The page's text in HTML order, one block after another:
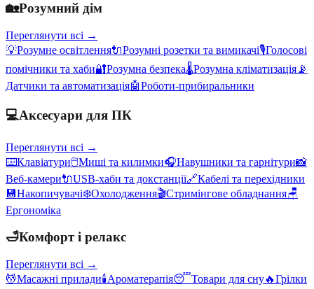
🏡Розумний дім
Переглянути всі →
💡Розумне освітлення🔌Розумні розетки та вимикачі🎙️Голосові
помічники та хаби🔐Розумна безпека🌡️Розумна кліматизація 📡
Датчики та автоматизація🤖Роботи-прибиральники
💻Аксесуари для ПК
Переглянути всі →
⌨️Клавіатури🖱️Миші та килимки🎧Навушники та гарнітури📸
Веб-камери🔌USB-хаби та докстанції🔗Кабелі та перехідники
💾Накопичувачі❄️Охолодження🎬Стримінгове обладнання🪑
Ергономіка
🛁Комфорт і релакс
Переглянути всі →
💆Масажні прилади🕯️Ароматерапія😴Товари для сну🔥Грілки